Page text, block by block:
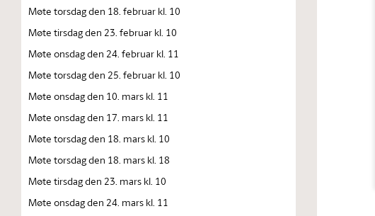
Møte torsdag den 18. februar kl. 10
Møte tirsdag den 23. februar kl. 10
Møte onsdag den 24. februar kl. 11
Møte torsdag den 25. februar kl. 10
Møte onsdag den 10. mars kl. 11
Møte onsdag den 17. mars kl. 11
Møte torsdag den 18. mars kl. 10
Møte torsdag den 18. mars kl. 18
Møte tirsdag den 23. mars kl. 10
Møte onsdag den 24. mars kl. 11